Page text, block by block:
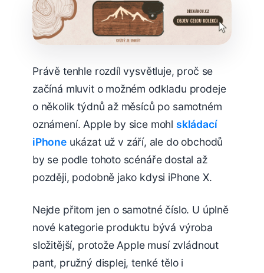
Právě tenhle rozdíl vysvětluje, proč se
začíná mluvit o možném odkladu prodeje
o několik týdnů až měsíců po samotném
oznámení. Apple by sice mohl skládací
iPhoneukázat už v září, ale do obchodů
by se podle tohoto scénáře dostal až
později, podobně jako kdysi iPhone X.
Nejde přitom jen o samotné číslo. U úplně
nové kategorie produktu bývá výroba
složitější, protože Apple musí zvládnout
pant, pružný displej, tenké tělo i